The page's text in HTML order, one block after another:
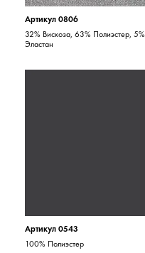
Артикул 0806
32% Вискоза, 63% Полиэстер, 5%
Эластан
Артикул 0543
100% Полиэстер